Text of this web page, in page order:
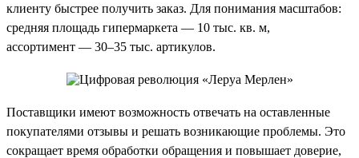
клиенту быстрее получить заказ. Для понимания масштабов:
средняя площадь гипермаркета — 10 тыс. кв. м,
ассортимент — 30–35 тыс. артикулов.
Поставщики имеют возможность отвечать на оставленные
покупателями отзывы и решать возникающие проблемы. Это
сокращает время обработки обращения и повышает доверие,